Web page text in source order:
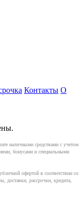
Контакты О
наличными средствами с учетом
бонусами и специальными
офертой в соответствии со
доставки, рассрочки, кредита,